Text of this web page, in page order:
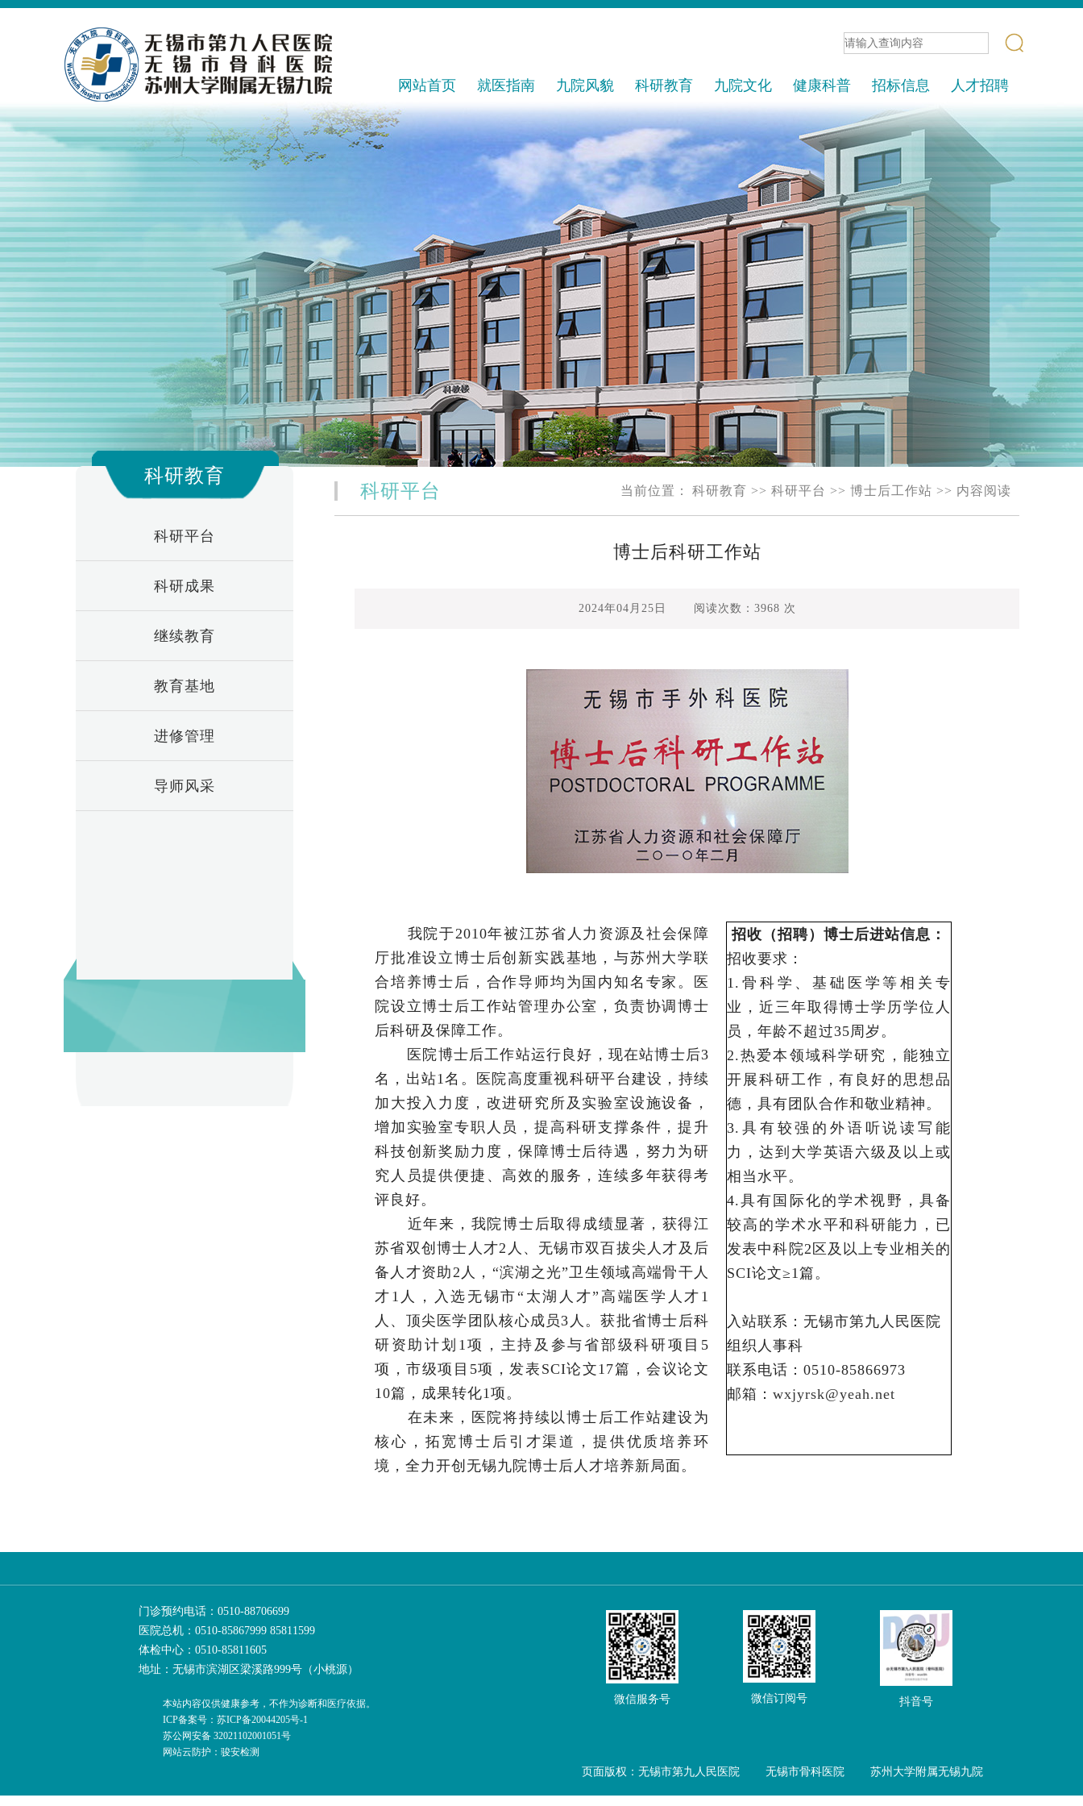
网站首页 就医指南
预约挂号
就诊流程
专家出诊
名医风采
名科荟萃
医保政策
交通指南
九院风貌
医院概况
发展历程
公示公告
院务公开
科研教育
科研平台
科研成果
继续教育
教育基地
进修管理
导师风采
九院文化
核心体系
党建园地
文明九院
久苑报
爱心联盟
健康科普 招标信息
信息发布
中标通告
人才招聘
科研教育
科研平台
科研成果
继续教育
教育基地
进修管理
导师风采
科研平台 当前位置： 科研教育 >> 科研平台 >> 博士后工作站 >> 内容阅读
博士后科研工作站
2024年04月25日 阅读次数： 3968 次
我院于2010年被江苏省人力资源及社会保障
厅批准设立博士后创新实践基地，与苏州大学联
合培养博士后，合作导师均为国内知名专家。医
院设立博士后工作站管理办公室，负责协调博士
后科研及保障工作。
医院博士后工作站运行良好，现在站博士后3
名，出站1名。医院高度重视科研平台建设，持续
加大投入力度，改进研究所及实验室设施设备，
增加实验室专职人员，提高科研支撑条件，提升
科技创新奖励力度，保障博士后待遇，努力为研
究人员提供便捷、高效的服务，连续多年获得考
评良好。
近年来，我院博士后取得成绩显著，获得江
苏省双创博士人才2人、无锡市双百拔尖人才及后
备人才资助2人，“滨湖之光”卫生领域高端骨干人
才1人，入选无锡市“太湖人才”高端医学人才1
人、顶尖医学团队核心成员3人。获批省博士后科
研资助计划1项，主持及参与省部级科研项目5
项，市级项目5项，发表SCI论文17篇，会议论文
10篇，成果转化1项。
在未来，医院将持续以博士后工作站建设为
核心，拓宽博士后引才渠道，提供优质培养环
境，全力开创无锡九院博士后人才培养新局面。
招收（招聘）博士后进站信息：
招收要求：
1.骨科学、基础医学等相关专
业，近三年取得博士学历学位人
员，年龄不超过35周岁。
2.热爱本领域科学研究，能独立
开展科研工作，有良好的思想品
德，具有团队合作和敬业精神。
3.具有较强的外语听说读写能
力，达到大学英语六级及以上或
相当水平。
4.具有国际化的学术视野，具备
较高的学术水平和科研能力，已
发表中科院2区及以上专业相关的
SCI论文≥1篇。
入站联系：无锡市第九人民医院
组织人事科
联系电话：0510-85866973
邮箱： wxjyrsk@yeah.net
门诊预约电话：0510-88706699
医院总机：0510-85867999 85811599
体检中心：0510-85811605
地址：无锡市滨湖区梁溪路999号（小桃源）
本站内容仅供健康参考，不作为诊断和医疗依据。
ICP备案号：苏ICP备20044205号-1
苏公网安备 32021102001051号
网站云防护：骏安检测
微信服务号 微信订阅号 抖音号
页面版权：无锡市第九人民医院 无锡市骨科医院 苏州大学附属无锡九院